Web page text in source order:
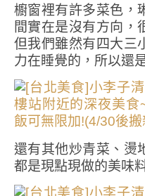
櫥窗裡有許多菜色，
間實在是沒有方向，
但我們雖然有四大三
力在睡覺的，所以還
還有其他炒青菜、燙
都是現點現做的美味